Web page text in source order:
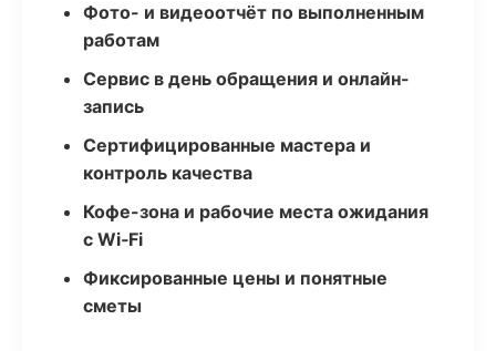
Фото- и видеоотчёт по выполненным
работам
Сервис в день обращения и онлайн-
запись
Сертифицированные мастера и
контроль качества
Кофе-зона и рабочие места ожидания
с Wi‑Fi
Фиксированные цены и понятные
сметы